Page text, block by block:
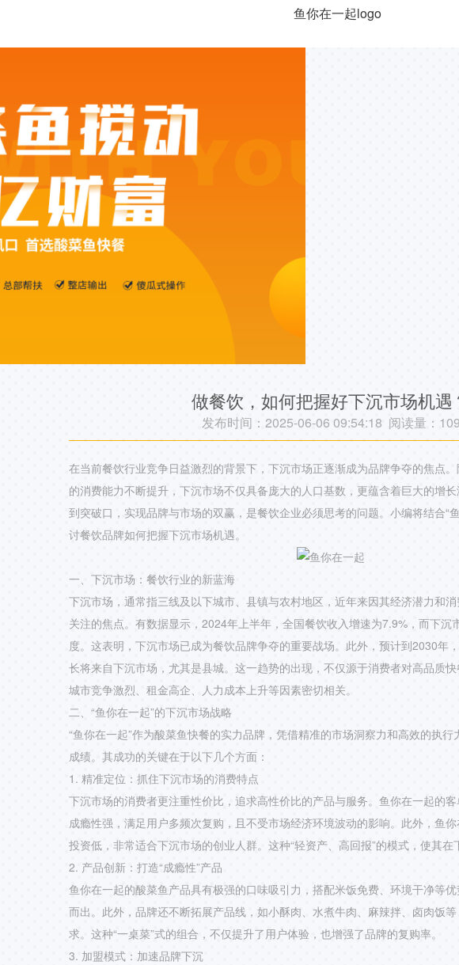
做餐饮，如何把握好下沉市场机遇
发布时间：2025-06-06 09:54:18 阅读量： 109
在当前餐饮行业竞争日益激烈的背景下，下沉市场正逐渐成为品牌争夺的焦点
的消费能力不断提升，下沉市场不仅具备庞大的人口基数，更蕴含着巨大的增
到突破口，实现品牌与市场的双赢，是餐饮企业必须思考的问题。小编将结合“
讨餐饮品牌如何把握下沉市场机遇。
一、下沉市场：餐饮行业的新蓝海
下沉市场，通常指三线及以下城市、县镇与农村地区，近年来因其经济潜力和
关注的焦点。有数据显示，2024年上半年，全国餐饮收入增速为7.9%，而下沉
度。这表明，下沉市场已成为餐饮品牌争夺的重要战场。此外，预计到2030年
长将来自下沉市场，尤其是县城。这一趋势的出现，不仅源于消费者对高品质
城市竞争激烈、租金高企、人力成本上升等因素密切相关。
二、“鱼你在一起”的下沉市场战略
“鱼你在一起”作为酸菜鱼快餐的实力品牌，凭借精准的市场洞察力和高效的执
成绩。其成功的关键在于以下几个方面：
1. 精准定位：抓住下沉市场的消费特点
下沉市场的消费者更注重性价比，追求高性价比的产品与服务。鱼你在一起的
成瘾性强，满足用户多频次复购，且不受市场经济环境波动的影响。此外，鱼你
投资低，非常适合下沉市场的创业人群。这种“轻资产、高回报”的模式，使其在
2. 产品创新：打造“成瘾性”产品
鱼你在一起的酸菜鱼产品具有极强的口味吸引力，搭配米饭免费、环境干净等
而出。此外，品牌还不断拓展产品线，如小酥肉、水煮牛肉、麻辣拌、卤肉饭
求。这种“一桌菜”式的组合，不仅提升了用户体验，也增强了品牌的复购率。
3. 加盟模式：加速品牌下沉